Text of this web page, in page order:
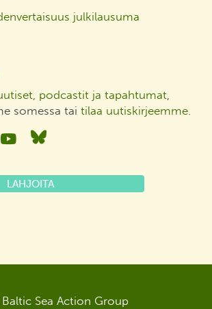
julkilausuma
podcastit ja tapahtumat,
somessa tai tilaa uutiskirjeemme.
YouTubeBluesky
LAHJOITA
Sea Action Group